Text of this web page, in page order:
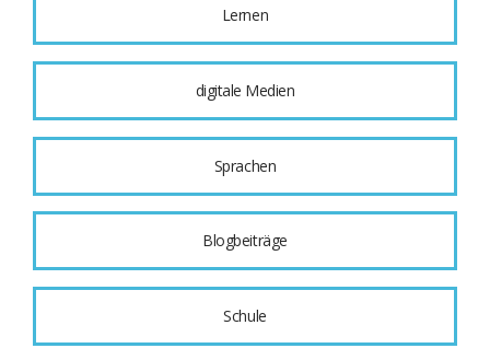
Lernen
digitale Medien
Sprachen
Blogbeiträge
Schule